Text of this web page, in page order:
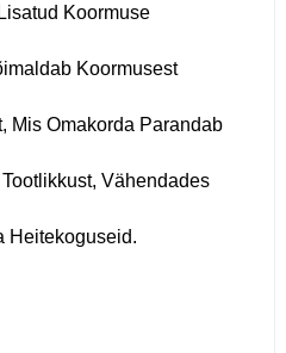
Koormuse
Koormusest
Mis Omakorda Parandab
Vähendades
Heitekoguseid.